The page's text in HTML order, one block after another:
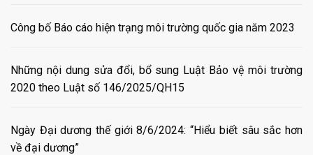
Công bố Báo cáo hiện trạng môi trường quốc gia năm 2023
Những nội dung sửa đổi, bổ sung Luật Bảo vệ môi trường
2020 theo Luật số 146/2025/QH15
Ngày Đại dương thế giới 8/6/2024: “Hiểu biết sâu sắc hơn
về đại dương”